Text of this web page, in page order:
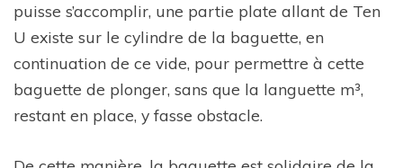
puisse s’accomplir, une partie plate allant de Ten
U existe sur le cylindre de la baguette, en
continuation de ce vide, pour permettre à cette
baguette de plonger, sans que la languette m³,
restant en place, y fasse obstacle.